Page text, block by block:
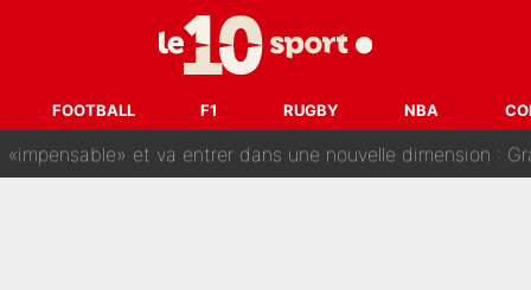
FOOTBALL F1 RUGBY NBA
de Kylian Mbappé au Real Madrid continue de régaler
annonce un premier problème pour Zinedine Zidane en
et va entrer dans une nouvelle dimension :